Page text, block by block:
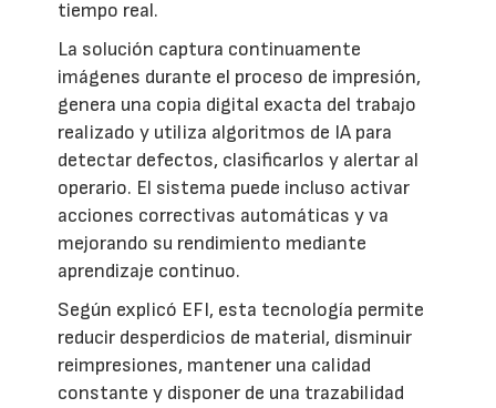
tiempo real.
La solución captura continuamente
imágenes durante el proceso de impresión,
genera una copia digital exacta del trabajo
realizado y utiliza algoritmos de IA para
detectar defectos, clasificarlos y alertar al
operario. El sistema puede incluso activar
acciones correctivas automáticas y va
mejorando su rendimiento mediante
aprendizaje continuo.
Según explicó EFI, esta tecnología permite
reducir desperdicios de material, disminuir
reimpresiones, mantener una calidad
constante y disponer de una trazabilidad